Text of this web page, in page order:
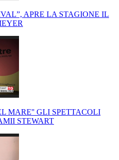
APRE LA STAGIONE IL
MARE'' GLI SPETTACOLI
STEWART